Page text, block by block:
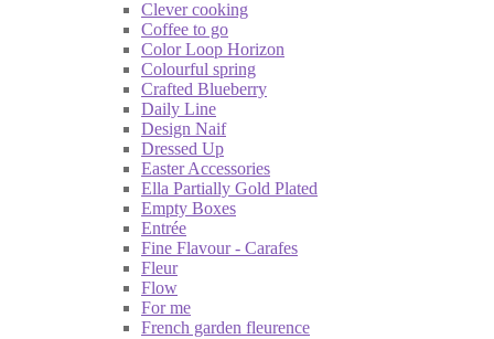
Clever cooking
Coffee to go
Color Loop Horizon
Colourful spring
Crafted Blueberry
Daily Line
Design Naif
Dressed Up
Easter Accessories
Ella Partially Gold Plated
Empty Boxes
Entrée
Fine Flavour - Carafes
Fleur
Flow
For me
French garden fleurence